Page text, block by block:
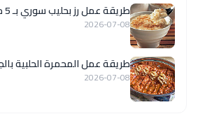
طريقة عمل رز بحليب سوري بـ 5 مكونات
2026-07-08
طريقة عمل المحمرة الحلبية
2026-07-08